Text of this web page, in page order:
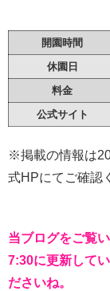
開園時間
休園日
料金
公式サイト
※掲載の情報は
式HPにてご確認
当ブログをご覧
7:30に更新して
ださいね。